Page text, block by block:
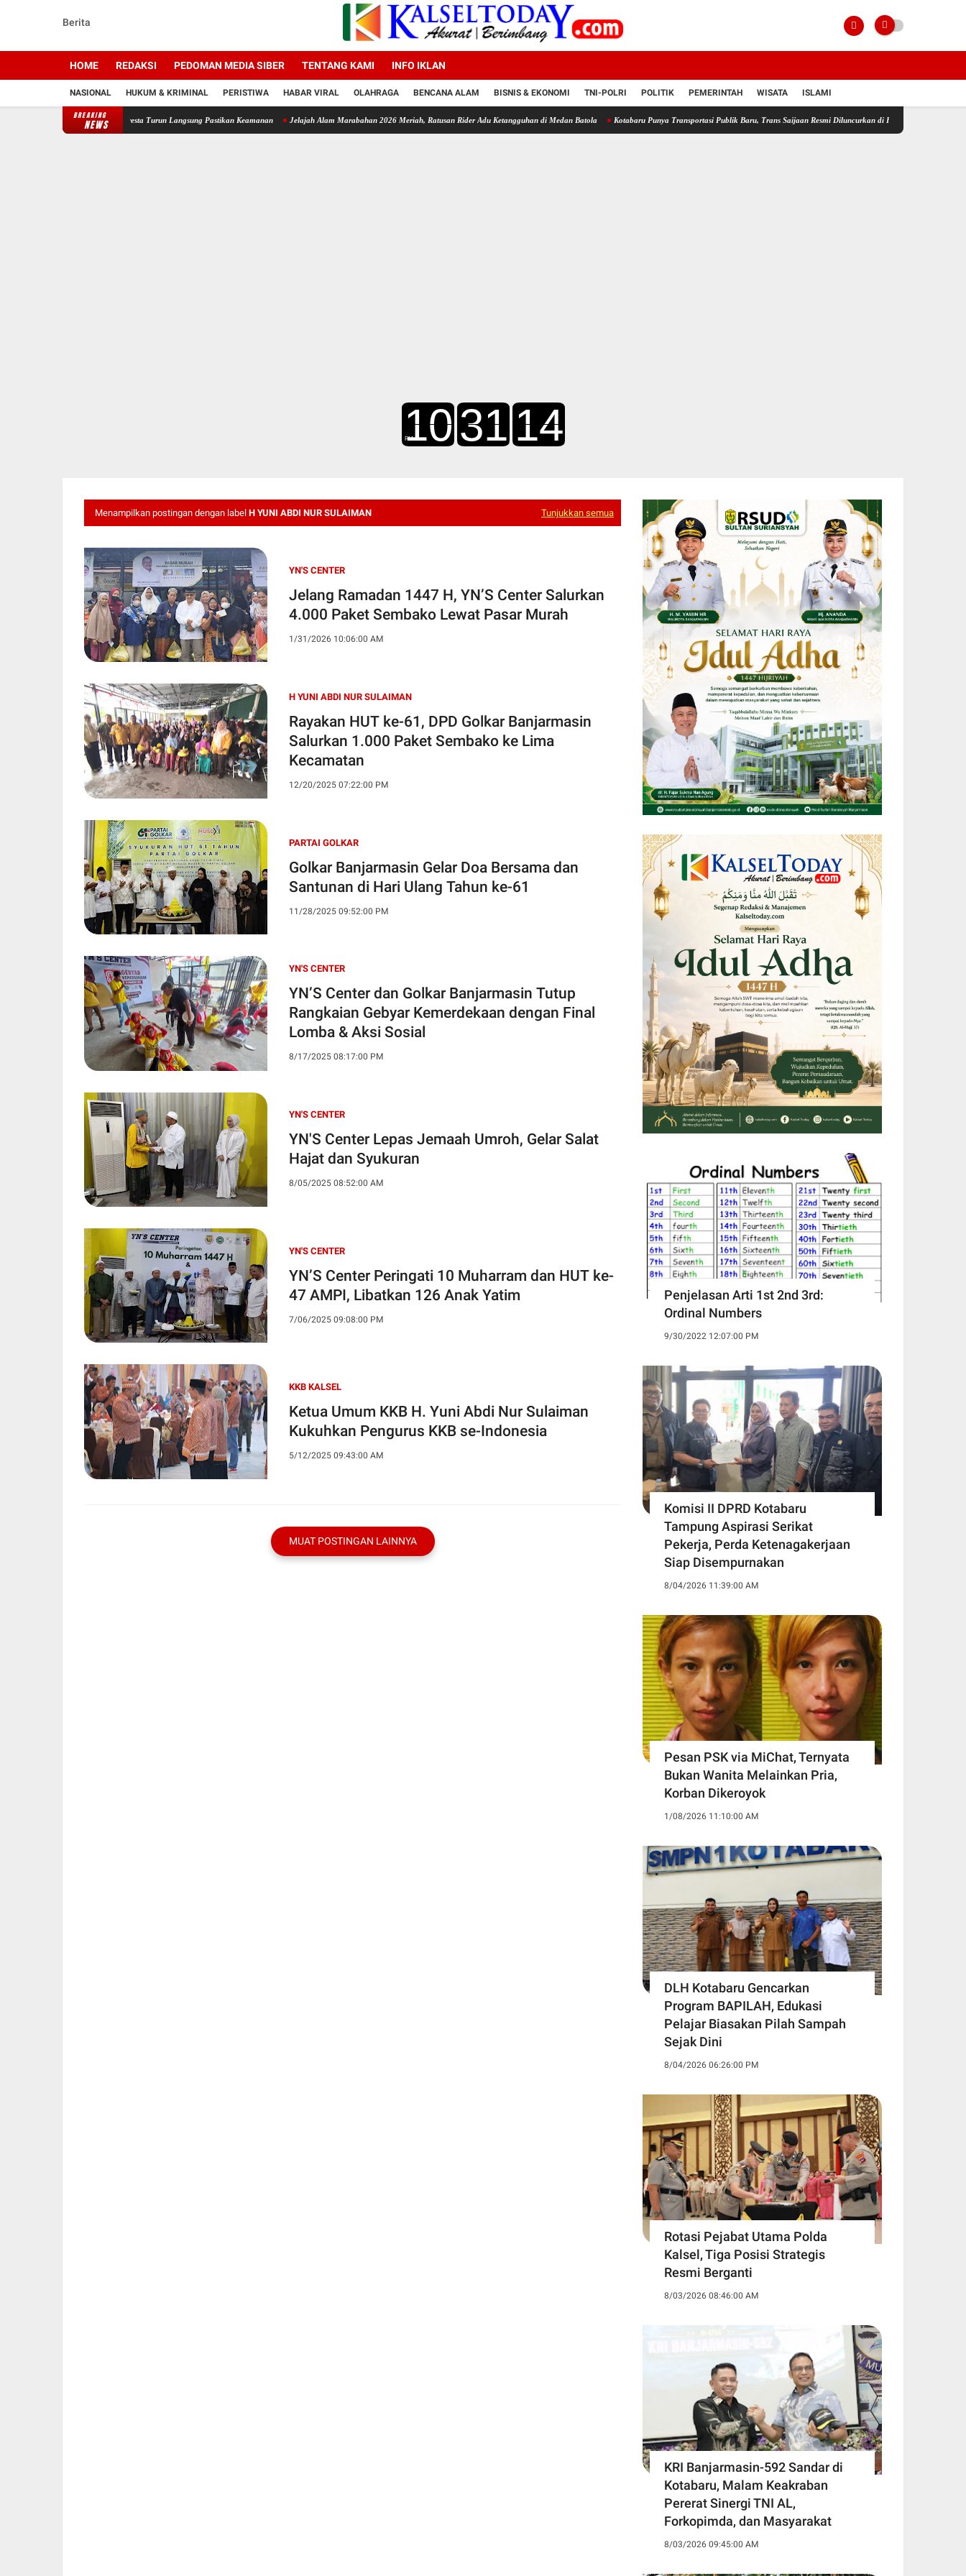
Berita
HOME REDAKSI PEDOMAN MEDIA SIBER TENTANG KAMI INFO IKLAN
NASIONAL HUKUM & KRIMINAL PERISTIWA HABAR VIRAL OLAHRAGA BENCANA ALAM BISNIS & EKONOMI TNI-POLRI POLITIK PEMERINTAH WISATA ISLAMI
BREAKING
NEWS
Banjarmasin, Kapolresta Turun Langsung Pastikan Keamanan Jelajah Alam Marabahan 2026 Meriah, Ratusan Rider Adu Ketangguhan di Medan Batola Kotabaru Punya Transportasi Publik Baru, Trans Saijaan Resmi Diluncurkan di HubFest 2026
Menampilkan postingan dengan label H YUNI ABDI NUR SULAIMAN Tunjukkan semua
YN'S CENTER
Jelang Ramadan 1447 H, YN’S Center Salurkan
4.000 Paket Sembako Lewat Pasar Murah
1/31/2026 10:06:00 AM
H YUNI ABDI NUR SULAIMAN
Rayakan HUT ke-61, DPD Golkar Banjarmasin
Salurkan 1.000 Paket Sembako ke Lima
Kecamatan
12/20/2025 07:22:00 PM
PARTAI GOLKAR
Golkar Banjarmasin Gelar Doa Bersama dan
Santunan di Hari Ulang Tahun ke-61
11/28/2025 09:52:00 PM
YN'S CENTER
YN’S Center dan Golkar Banjarmasin Tutup
Rangkaian Gebyar Kemerdekaan dengan Final
Lomba & Aksi Sosial
8/17/2025 08:17:00 PM
YN'S CENTER
YN'S Center Lepas Jemaah Umroh, Gelar Salat
Hajat dan Syukuran
8/05/2025 08:52:00 AM
YN'S CENTER
YN’S Center Peringati 10 Muharram dan HUT ke-
47 AMPI, Libatkan 126 Anak Yatim
7/06/2025 09:08:00 PM
KKB KALSEL
Ketua Umum KKB H. Yuni Abdi Nur Sulaiman
Kukuhkan Pengurus KKB se-Indonesia
5/12/2025 09:43:00 AM
MUAT POSTINGAN LAINNYA
Penjelasan Arti 1st 2nd 3rd:
Ordinal Numbers
9/30/2022 12:07:00 PM
Komisi II DPRD Kotabaru
Tampung Aspirasi Serikat
Pekerja, Perda Ketenagakerjaan
Siap Disempurnakan
8/04/2026 11:39:00 AM
Pesan PSK via MiChat, Ternyata
Bukan Wanita Melainkan Pria,
Korban Dikeroyok
1/08/2026 11:10:00 AM
DLH Kotabaru Gencarkan
Program BAPILAH, Edukasi
Pelajar Biasakan Pilah Sampah
Sejak Dini
8/04/2026 06:26:00 PM
Rotasi Pejabat Utama Polda
Kalsel, Tiga Posisi Strategis
Resmi Berganti
8/03/2026 08:46:00 AM
KRI Banjarmasin-592 Sandar di
Kotabaru, Malam Keakraban
Pererat Sinergi TNI AL,
Forkopimda, dan Masyarakat
8/03/2026 09:45:00 AM